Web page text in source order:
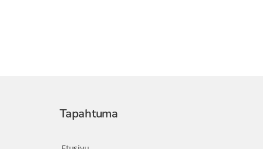
Tapahtuma